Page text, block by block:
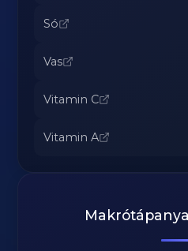
Só
Vas
Vitamin C
Vitamin A